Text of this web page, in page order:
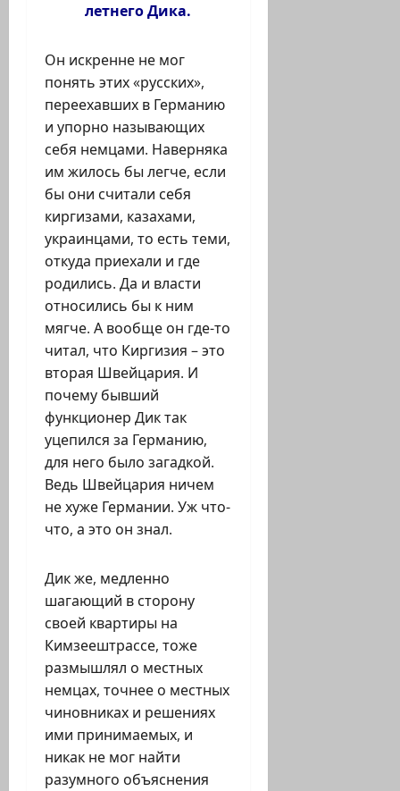
летнего Дика.
Он искренне не мог
понять этих «русских»,
переехавших в Германию
и упорно называющих
себя немцами. Наверняка
им жилось бы легче, если
бы они считали себя
киргизами, казахами,
украинцами, то есть теми,
откуда приехали и где
родились. Да и власти
относились бы к ним
мягче. А вообще он где-то
читал, что Киргизия – это
вторая Швейцария. И
почему бывший
функционер Дик так
уцепился за Германию,
для него было загадкой.
Ведь Швейцария ничем
не хуже Германии. Уж что-
что, а это он знал.
Дик же, медленно
шагающий в сторону
своей квартиры на
Кимзеештрассе, тоже
размышлял о местных
немцах, точнее о местных
чиновниках и решениях
ими принимаемых, и
никак не мог найти
разумного объяснения